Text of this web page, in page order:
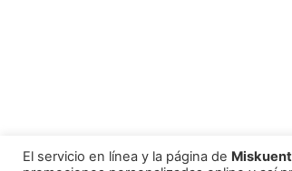
El servicio en línea y la página de